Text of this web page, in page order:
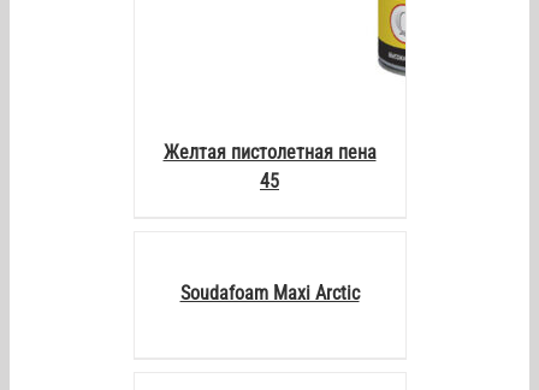
Желтая пистолетная пена
45
Soudafoam Maxi Arctic